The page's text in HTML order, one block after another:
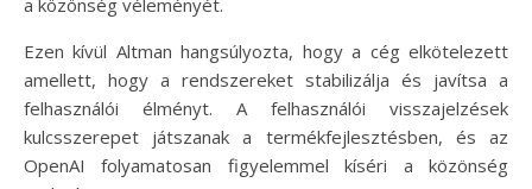
a közönség véleményét.
Ezen kívül Altman hangsúlyozta, hogy a cég elkötelezett
amellett, hogy a rendszereket stabilizálja és javítsa a
felhasználói élményt. A felhasználói visszajelzések
kulcsszerepet játszanak a termékfejlesztésben, és az
OpenAI folyamatosan figyelemmel kíséri a közönség